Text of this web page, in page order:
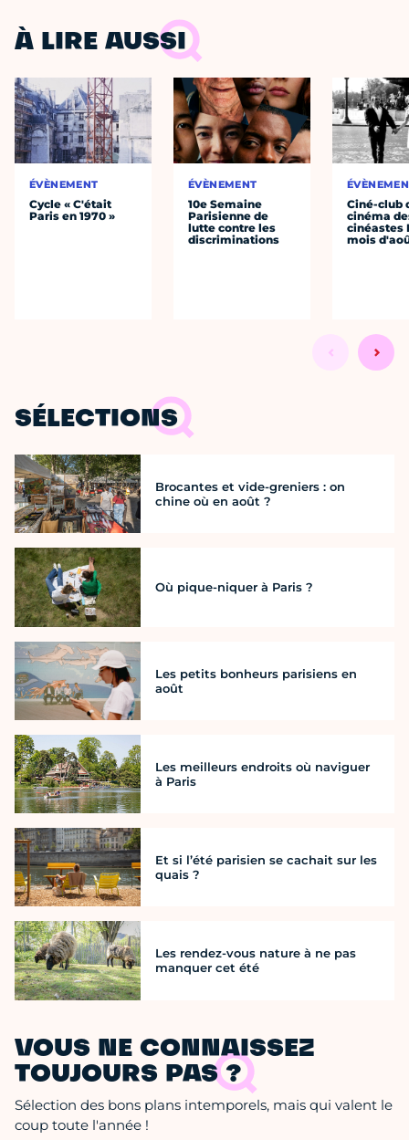
À LIRE AUSSI
ÉVÈNEMENT
Cycle « C'était
Paris en 1970 »
ÉVÈNEMENT
10e Semaine
Parisienne de
lutte contre les
discriminations
Ciné-club
cinéma
cinéastes
mois
SÉLECTIONS
Brocantes et vide-greniers : on
chine où en août ?
Où pique-niquer à Paris ?
Les petits bonheurs parisiens en
août
Les meilleurs endroits où naviguer
à Paris
Et si l’été parisien se cachait sur les
quais ?
Les rendez-vous nature à ne pas
manquer cet été
VOUS NE CONNAISSEZ
TOUJOURS PAS ?
Sélection des bons plans intemporels, mais qui valent le
coup toute l'année !